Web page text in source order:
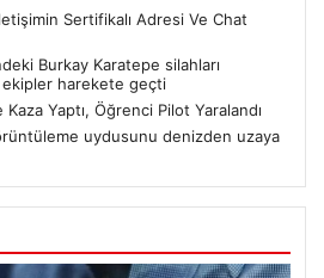
Sertifikalı Adresi Ve Chat
Burkay Karatepe silahları
harekete geçti
Yaptı, Öğrenci Pilot Yaralandı
uydusunu denizden uzaya